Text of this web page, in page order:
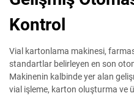
Kontrol
Vial kartonlama makinesi,
standartlar belirleyen en son
Makinenin kalbinde yer alan
vial işleme, karton oluşturma ve